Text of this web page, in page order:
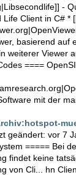
-
Life Client in C# *
basierend auf
weiterer Viewer
====
mit der
geändert: vor 7
===== Bei
findet keine
von Cli... hn